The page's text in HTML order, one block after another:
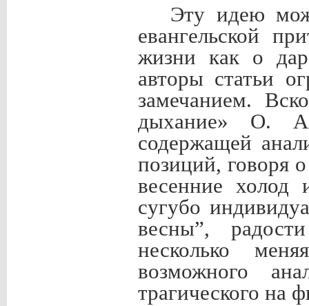
Эту идею
евангельской
жизни как о
авторы статьи
замечанием.
дыхание» О.
содержащей
позиций, говоря
весенние
сугубо
весны”,
несколько
возможного
трагического на